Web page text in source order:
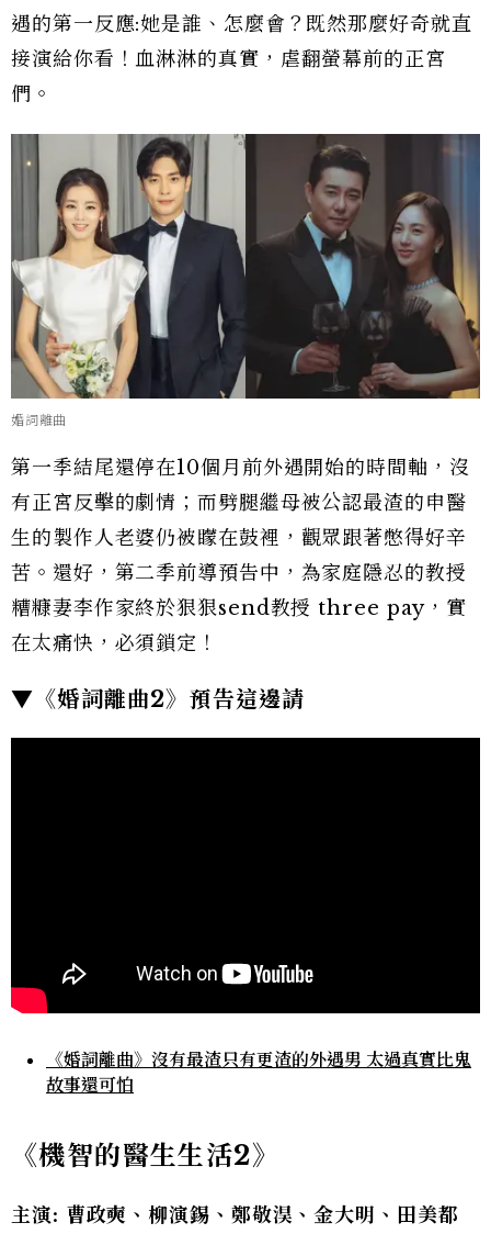
遇的第一反應:她是誰、怎麼會？既然那麼好奇就直
接演給你看！血淋淋的真實，虐翻螢幕前的正宮
們。
婚詞離曲
第一季結尾還停在10個月前外遇開始的時間軸，沒
有正宮反擊的劇情；而劈腿繼母被公認最渣的申醫
生的製作人老婆仍被矇在鼓裡，觀眾跟著憋得好辛
苦。還好，第二季前導預告中，為家庭隱忍的教授
糟糠妻李作家終於狠狠send教授 three pay，實
在太痛快，必須鎖定！
▼《婚詞離曲2》預告這邊請
《婚詞離曲》沒有最渣只有更渣的外遇男 太過真實比鬼
故事還可怕
《機智的醫生生活2》
主演: 曹政奭、柳演錫、鄭敬淏、金大明、田美都